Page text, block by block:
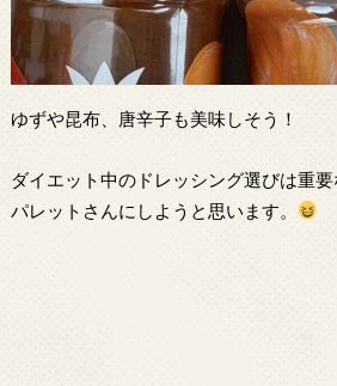
ゆずや昆布、唐辛子も美味しそう！
ダイエット中のドレッシング選びは重
パレットさんにしようと思います。